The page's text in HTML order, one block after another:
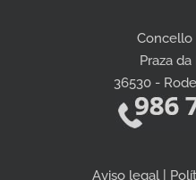
Concello
Praza
36530 -
Aviso legal |